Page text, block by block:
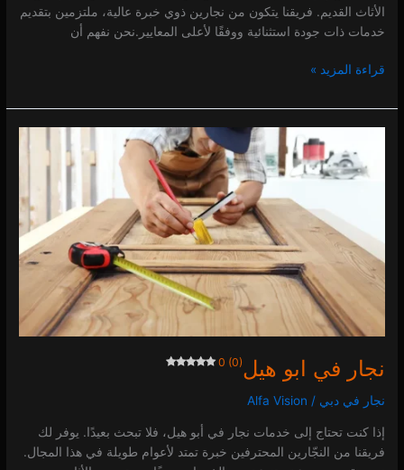
الأثاث القديم. فريقنا يتكون من نجارين ذوي خبرة عالية، ملتزمين بتقديم
خدمات ذات جودة استثنائية ووفقًا لأعلى المعايير.نحن نفهم أن
قراءة المزيد »
نجار في ابو هيل0 (0)
نجار في دبي /
Alfa Vision
إذا كنت تحتاج إلى خدمات نجار في أبو هيل، فلا تبحث بعيدًا. يوفر لك
فريقنا من النجّارين المحترفين خبرة تمتد لأعوام طويلة في هذا المجال.
0 (0)